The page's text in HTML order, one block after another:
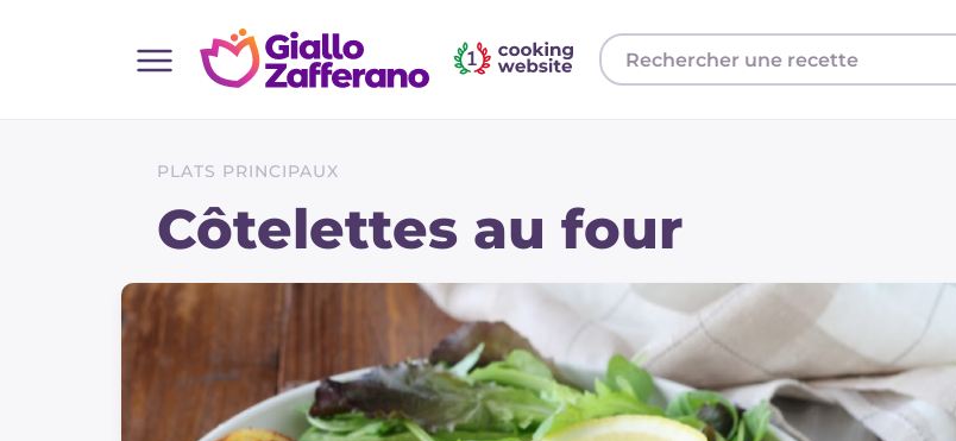
Toutes les recettes
Plats principaux
Boissons et rafraîchissements
Accompagnement
PLATS PRINCIPAUX
Côtelettes au four